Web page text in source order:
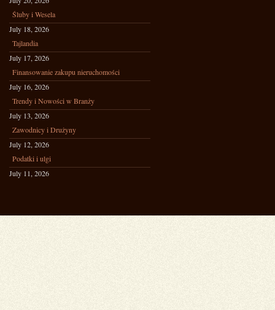
Śluby i Wesela
July 18, 2026
Tajlandia
July 17, 2026
Finansowanie zakupu nieruchomości
July 16, 2026
Trendy i Nowości w Branży
July 13, 2026
Zawodnicy i Drużyny
July 12, 2026
Podatki i ulgi
July 11, 2026